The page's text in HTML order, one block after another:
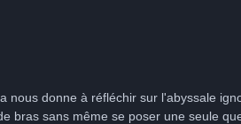
nous donne à réfléchir sur l'abyssale
bras sans même se poser une seule